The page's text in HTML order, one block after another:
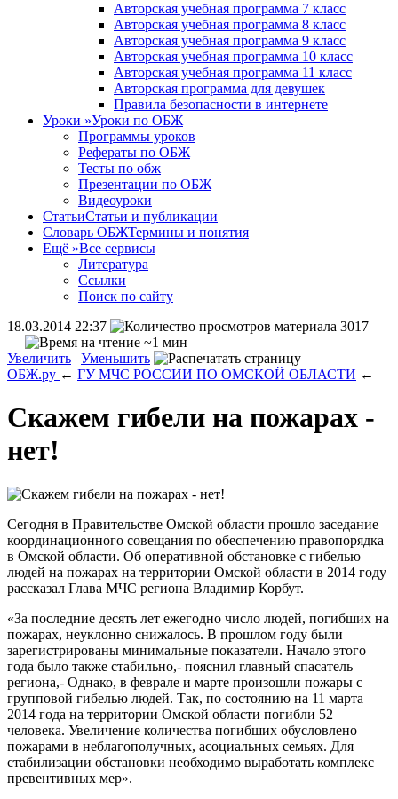
Авторская учебная программа 7 класс
Авторская учебная программа 8 класс
Авторская учебная программа 9 класс
Авторская учебная программа 10 класс
Авторская учебная программа 11 класс
Авторская программа для девушек
Правила безопасности в интернете
Уроки »Уроки по ОБЖ
Программы уроков
Рефераты по ОБЖ
Тесты по обж
Презентации по ОБЖ
Видеоуроки
СтатьиСтатьи и публикации
Словарь ОБЖТермины и понятия
Ещё »Все сервисы
Литература
Ссылки
Поиск по сайту
18.03.2014 22:37
3017
~1 мин
Увеличить | Уменьшить
ОБЖ.ру ← ГУ МЧС РОССИИ ПО ОМСКОЙ ОБЛАСТИ ←
Скажем гибели на пожарах -
нет!
Сегодня в Правительстве Омской области прошло заседание
координационного совещания по обеспечению правопорядка
в Омской области. Об оперативной обстановке с гибелью
людей на пожарах на территории Омской области в 2014 году
рассказал Глава МЧС региона Владимир Корбут.
«За последние десять лет ежегодно число людей, погибших на
пожарах, неуклонно снижалось. В прошлом году были
зарегистрированы минимальные показатели. Начало этого
года было также стабильно,- пояснил главный спасатель
региона,- Однако, в феврале и марте произошли пожары с
групповой гибелью людей. Так, по состоянию на 11 марта
2014 года на территории Омской области погибли 52
человека. Увеличение количества погибших обусловлено
пожарами в неблагополучных, асоциальных семьях. Для
стабилизации обстановки необходимо выработать комплекс
превентивных мер».